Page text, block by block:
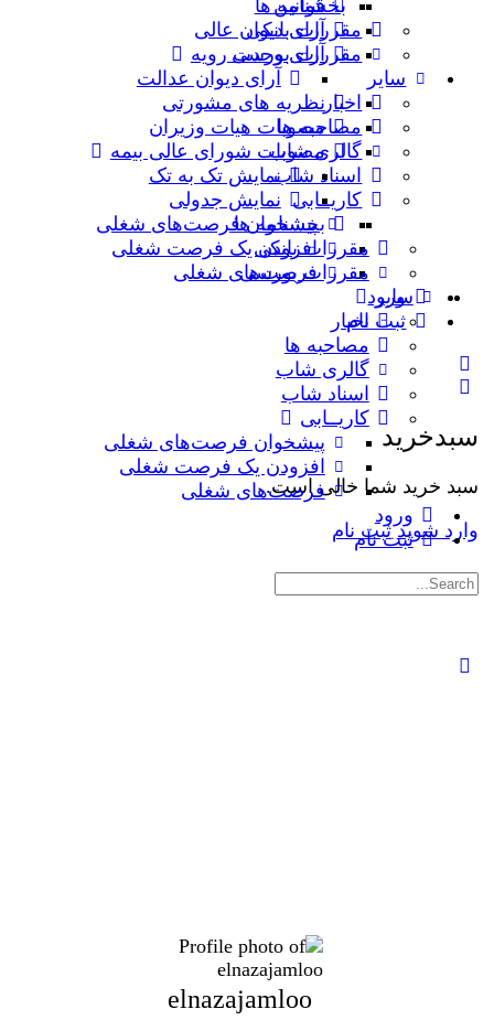
بخشنامه ها
مقررات بانکی
مقررات بورسی
سایر
اخبار
مصاحبه ها
گالری شاب
اسناد شاب
کاریــابی
پیشخوان فرصت‌های شغلی
افزودن یک فرصت شغلی
فرصت‌های شغلی
ورود
ثبت نام
سبدخرید
سبد خرید شما خالی است.
وارد شوید ثبت نام
قوانین
آرای دیوان عالی
آرای وحدت رویه
آرای دیوان عدالت
نظریه‌ های مشورتی
مصوبات هیات وزیران
مصوبات شورای عالی بیمه
نمایش تک به تک
نمایش جدولی
بخشنامه ها
مقررات بانکی
مقررات بورسی
سایر
اخبار
مصاحبه ها
گالری شاب
اسناد شاب
کاریــابی
پیشخوان فرصت‌های شغلی
افزودن یک فرصت شغلی
فرصت‌های شغلی
ورود
ثبت نام
جستجوی:
elnazajamloo